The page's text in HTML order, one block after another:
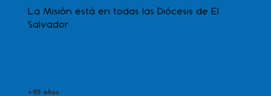
La Misión está en todas las Diócesis de El
Salvador
+95 años